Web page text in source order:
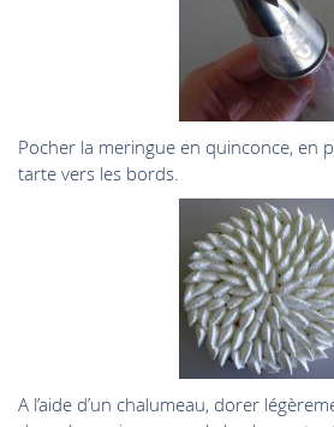
Pocher la meringue en quinconce, en
tarte vers les bords.
A l’aide d’un chalumeau, dorer